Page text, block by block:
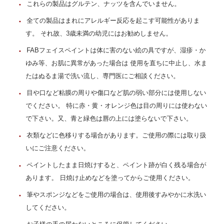
これらの製品はグルテン、ナッツを含んでいません。
全ての製品はまれにアレルギー反応を起こす可能性がありま
す。 それ故、3歳未満の幼児にはお勧めしません。
FABフェイスペイントは体に害のない絵の具ですが、湿疹・か
ゆみ等、お肌に異常があった場合は 使用を直ちに中止し、水ま
たはぬるま湯で洗い流し、専門医にご相談ください。
目や口など粘膜の周りや傷口など肌の弱い部分には使用しない
でください。 特に赤・黄・オレンジ色は目の周りには使わない
で下さい。又、青と緑色は唇の上には塗らないで下さい。
衣類などに色移りする場合があります。ご使用の際には取り扱
いにご注意ください。
ペイントしたまま日焼けすると、ペイント跡が白く残る場合が
あります。 日焼け止めなどを塗ってからご使用ください。
筆やスポンジなどをご使用の場合は、使用後すみやかに水洗い
してください。